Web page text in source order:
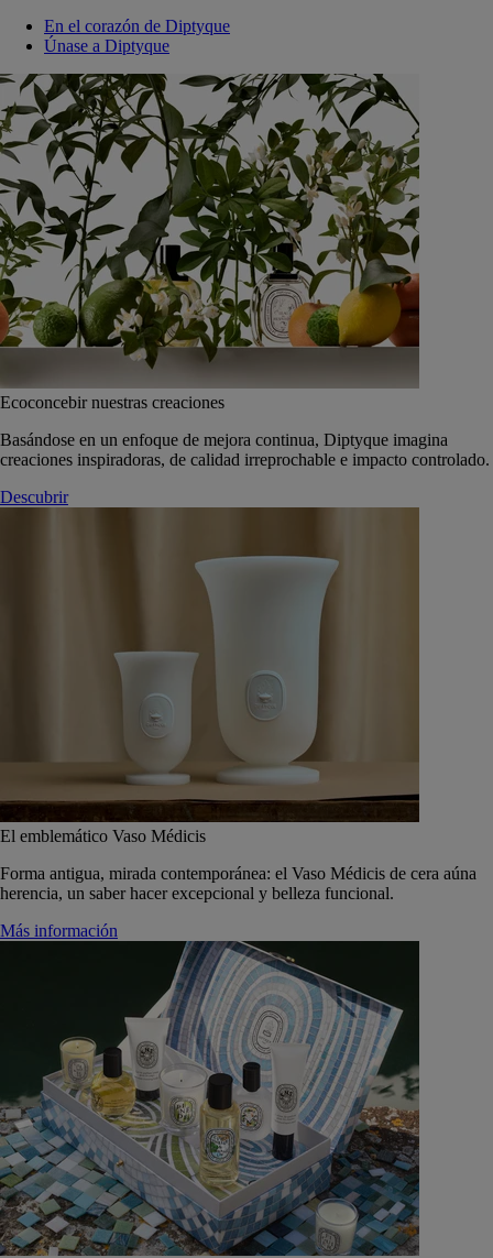
En el corazón de Diptyque
Únase a Diptyque
Ecoconcebir nuestras creaciones
Basándose en un enfoque de mejora continua, Diptyque imagina
creaciones inspiradoras, de calidad irreprochable e impacto controlado.
Descubrir
El emblemático Vaso Médicis
Forma antigua, mirada contemporánea: el Vaso Médicis de cera aúna
herencia, un saber hacer excepcional y belleza funcional.
Más información